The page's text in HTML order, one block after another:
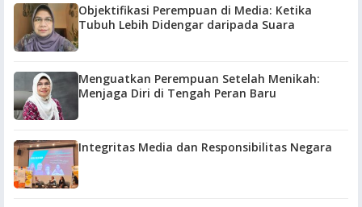
Objektifikasi Perempuan di Media: Ketika
Tubuh Lebih Didengar daripada Suara
Menguatkan Perempuan Setelah Menikah:
Menjaga Diri di Tengah Peran Baru
Integritas Media dan Responsibilitas Negara